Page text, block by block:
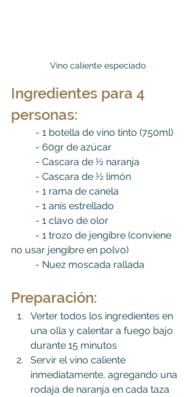
Vino caliente especiado
Ingredientes para 4
personas:
	-
1 botella de vino tinto (750ml)
	-
60gr de azúcar
	-
Cascara de ½ naranja
	-
Cascara de ½ limón
	-
1 rama de canela
	-
1 anís estrellado
	-
1 clavo de olor
	-
1 trozo de jengibre (conviene
no usar jengibre en polvo)
	- Nuez moscada rallada
Preparación:
Verter todos los ingredientes en
una olla y calentar a fuego bajo
durante 15 minutos
Servir el vino caliente
inmediatamente, agregando una
rodaja de naranja en cada taza